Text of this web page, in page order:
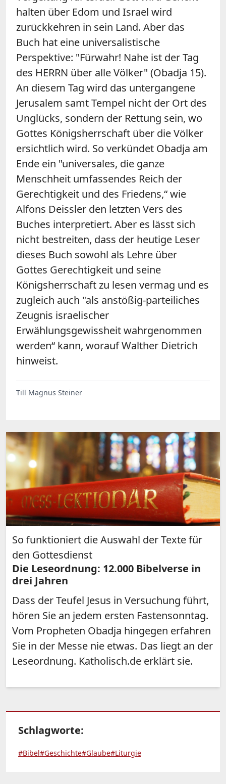
halten über Edom und Israel wird
zurückkehren in sein Land. Aber das
Buch hat eine universalistische
Perspektive: "Fürwahr! Nahe ist der Tag
des HERRN über alle Völker" (Obadja 15).
An diesem Tag wird das untergangene
Jerusalem samt Tempel nicht der Ort des
Unglücks, sondern der Rettung sein, wo
Gottes Königsherrschaft über die Völker
ersichtlich wird. So verkündet Obadja am
Ende ein "universales, die ganze
Menschheit umfassendes Reich der
Gerechtigkeit und des Friedens,“ wie
Alfons Deissler den letzten Vers des
Buches interpretiert. Aber es lässt sich
nicht bestreiten, dass der heutige Leser
dieses Buch sowohl als Lehre über
Gottes Gerechtigkeit und seine
Königsherrschaft zu lesen vermag und es
zugleich auch "als anstößig-parteiliches
Zeugnis israelischer
Erwählungsgewissheit wahrgenommen
werden“ kann, worauf Walther Dietrich
hinweist.
Till Magnus Steiner
So funktioniert die Auswahl der Texte für
den Gottesdienst
Die Leseordnung: 12.000 Bibelverse in
drei Jahren
Dass der Teufel Jesus in Versuchung führt,
hören Sie an jedem ersten Fastensonntag.
Vom Propheten Obadja hingegen erfahren
Sie in der Messe nie etwas. Das liegt an der
Leseordnung. Katholisch.de erklärt sie.
Schlagworte:
#Bibel#Geschichte#Glaube#Liturgie